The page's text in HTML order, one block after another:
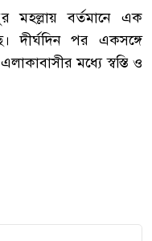
মহল্লায় বর্তমানে এক
দীর্ঘদিন পর একসঙ্গে
মধ্যে স্বস্তি ও